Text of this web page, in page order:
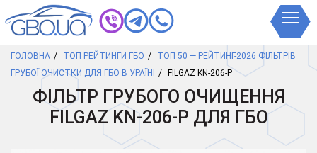
ГОЛОВНА ТОП РЕЙТИНГИ ГБО
ТОП 50 — РЕЙТИНГ-2026 ФІЛЬТРІВ
ГРУБОЇ ОЧИСТКИ ДЛЯ ГБО В УРАЇНІ
FILGAZ KN-206-P
ФІЛЬТР ГРУБОГО ОЧИЩЕННЯ
FILGAZ KN-206-P ДЛЯ ГБО